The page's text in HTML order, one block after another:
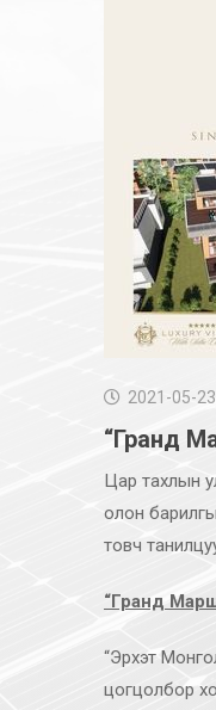
2021-05-23
“Гранд
Цар тахлын
олон
товч
“Гранд
“Эрхэт
цогцолбор